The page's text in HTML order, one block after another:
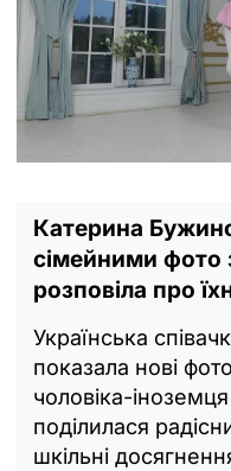
Катерина
сімейними фото
розповіла про
Українська
показала нові
чоловіка-
поділилася
шкільні